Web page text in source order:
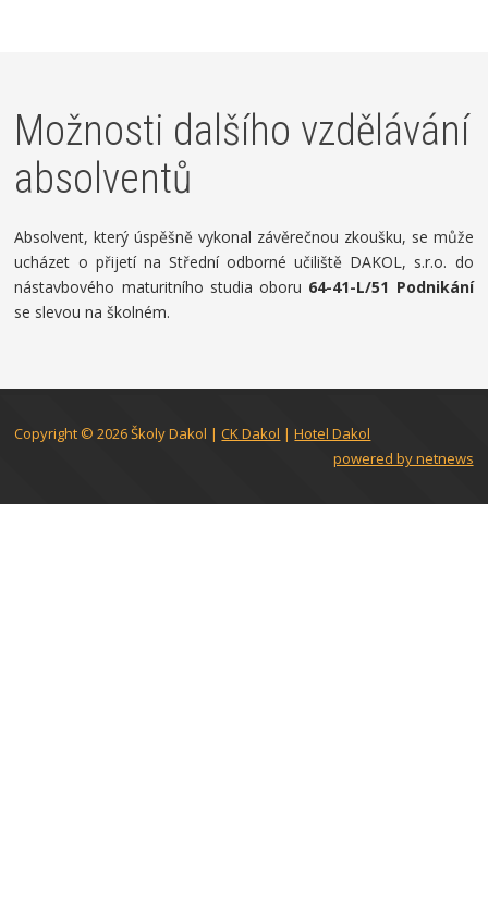
Možnosti dalšího vzdělávání
absolventů
Absolvent, který úspěšně vykonal závěrečnou zkoušku, se může
ucházet o přijetí na Střední odborné učiliště DAKOL, s.r.o. do
nástavbového maturitního studia oboru 64-41-L/51 Podnikání
se slevou na školném.
Copyright © 2026Školy Dakol |CK Dakol |Hotel Dakol
powered by netnews